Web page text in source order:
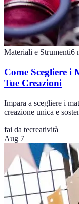
Materiali e Strumenti6
Come Scegliere
Tue Creazioni
Impara a scegliere i
creazione unica e
fai da tecreatività
Aug 7